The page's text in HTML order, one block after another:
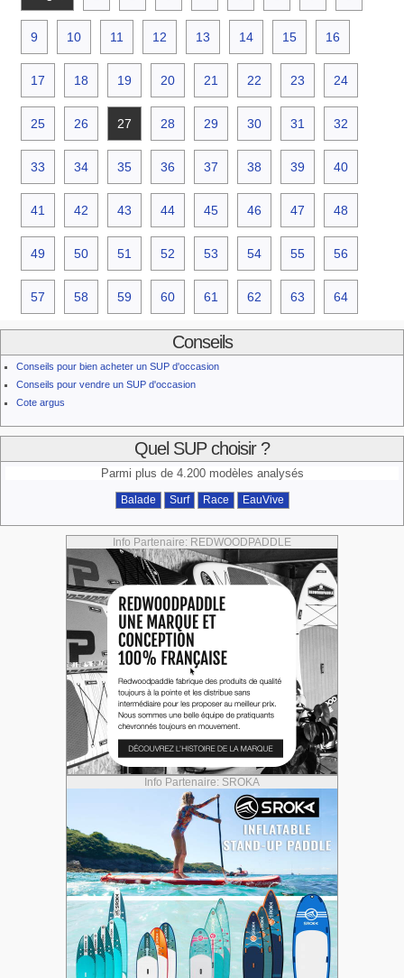
9 10 11 12 13 14 15 16
17 18 19 20 21 22 23 24
25 26 27 28 29 30 31 32
33 34 35 36 37 38 39 40
41 42 43 44 45 46 47 48
49 50 51 52 53 54 55 56
57 58 59 60 61 62 63 64
Conseils
Conseils pour bien acheter un SUP d'occasion
Conseils pour vendre un SUP d'occasion
Cote argus
Quel SUP choisir ?
Parmi plus de 4.200 modèles analysés
Balade Surf Race EauVive
Info Partenaire: REDWOODPADDLE
Info Partenaire: SROKA